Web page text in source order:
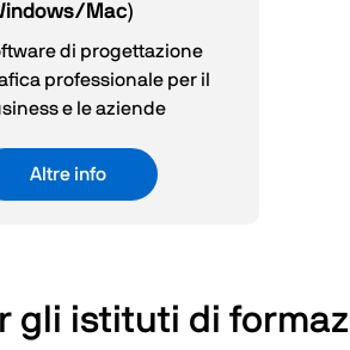
Mac)
di progettazione
professionale per il
e le aziende
Altre info
gli istituti di